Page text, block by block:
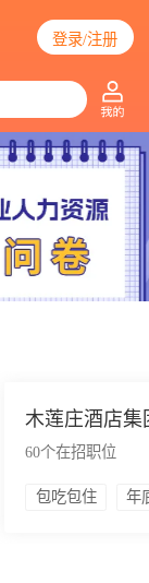
登录/注册
木莲庄酒店集
60个在招职位
包吃包住 年